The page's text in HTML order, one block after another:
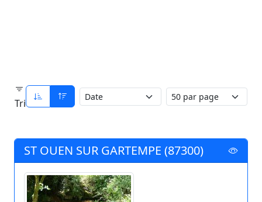
Tri
ST OUEN SUR GARTEMPE (87300)